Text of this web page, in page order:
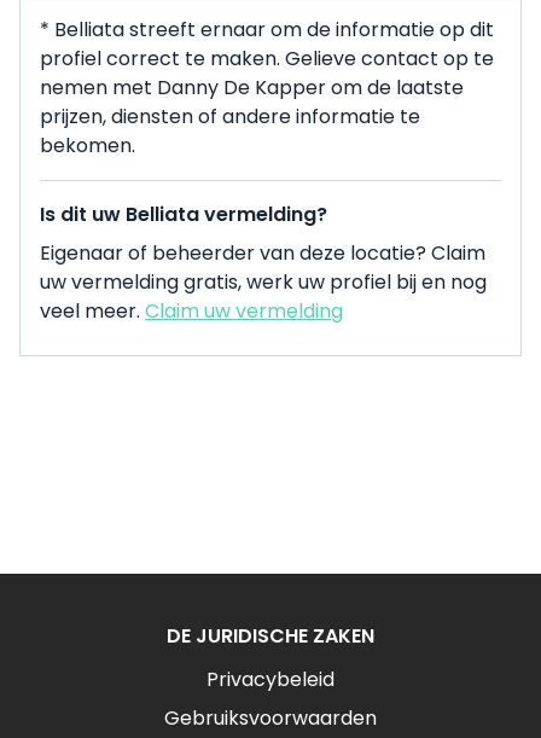
* Belliata streeft ernaar om de informatie op dit
profiel correct te maken. Gelieve contact op te
nemen met Danny De Kapper om de laatste
prijzen, diensten of andere informatie te
bekomen.
Is dit uw Belliata vermelding?
Eigenaar of beheerder van deze locatie? Claim
uw vermelding gratis, werk uw profiel bij en nog
veel meer. Claim uw vermelding
DE JURIDISCHE ZAKEN
Privacybeleid
Gebruiksvoorwaarden